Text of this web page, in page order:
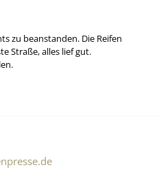
zu beanstanden. Die Reifen
Straße, alles lief gut.